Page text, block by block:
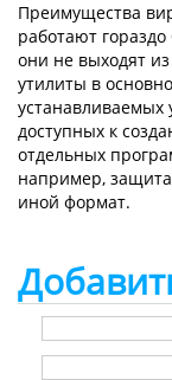
Преимущества
работают
они не выходят
утилиты в
устанавливаемых
доступных к
отдельных
например,
иной формат.